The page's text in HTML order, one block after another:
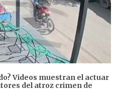
Videos muestran el actuar
del atroz crimen de